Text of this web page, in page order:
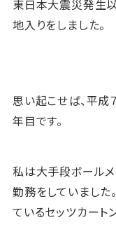
東日本大震災発生
地入りをしました。
思い起こせば、平成
年目です。
私は大手段ボール
勤務をしていました
ているセッツカート